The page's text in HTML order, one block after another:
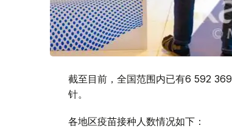
截至目前，全国范围内已有6 592
针。
各地区疫苗接种人数情况如下：